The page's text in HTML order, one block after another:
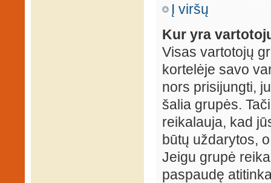
Į viršų
Kur yra
Visas vartotojų
kortelėje savo
nors prisijungti,
šalia grupės.
reikalauja, kad
būtų uždarytos,
Jeigu grupė
paspaudę